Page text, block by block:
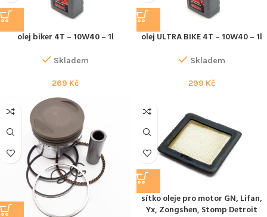
olej biker 4T – 10W40 – 1l
Skladem
269 Kč
olej ULTRA BIKE 4T – 10W40 – 1l
Skladem
299 Kč
sítko oleje pro motor GN, Lifan,
Yx, Zongshen, Stomp Detroit